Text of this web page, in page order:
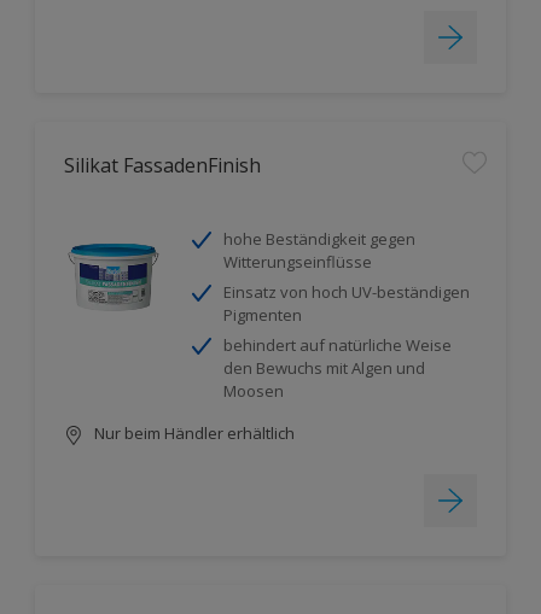
Silikat FassadenFinish
hohe Beständigkeit gegen
Witterungseinflüsse
Einsatz von hoch UV-beständigen
Pigmenten
behindert auf natürliche Weise
den Bewuchs mit Algen und
Moosen
Nur beim Händler erhältlich